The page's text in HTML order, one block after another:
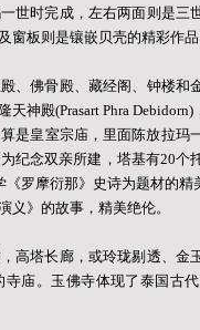
世时完成，左右两面则是三
窗板则是镶嵌贝壳的精彩作
、佛骨殿、藏经阁、钟楼和
神殿(Prasart Phra
是皇室宗庙，里面陈放拉玛
纪念双亲所建，塔基有20个
罗摩衍那》史诗为题材的
义》的故事，精美绝伦。
高塔长廊，或玲珑剔透、金
庙。玉佛寺体现了泰国古